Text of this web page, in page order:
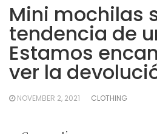
Mini mochilas
tendencia de
Estamos
ver la
NOVEMBER 2, 2021 CLOTHING